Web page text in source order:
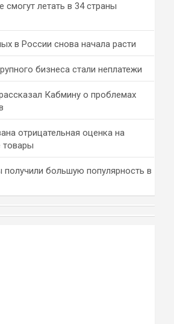
смогут летать в 34 страны
в России снова начала расти
бизнеса стали неплатежи
Кабмину о проблемах
отрицательная оценка на
товары
получили большую популярность в